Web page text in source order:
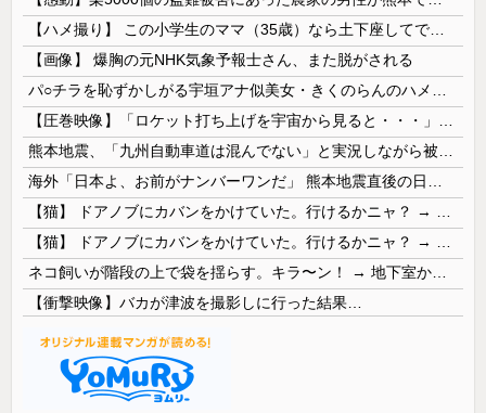
【画像】 爆胸の元NHK気象予報士さん、また脱がされる
【衝撃映像】バカが津波を撮影しに行った結果…